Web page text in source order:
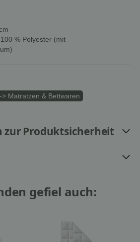
% Polyester (mit
Matratzen & Bettwaren
Produktsicherheit
gefiel auch: